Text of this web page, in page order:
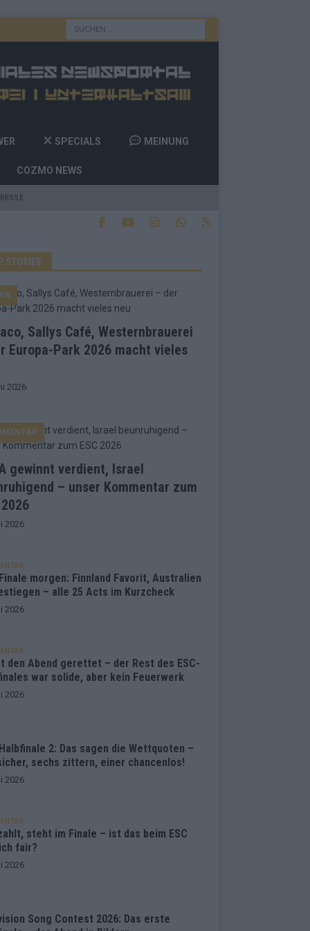
SPECIALS MEINUNG
COZMO NEWS
STORIES
Sallys Café, Westernbrauerei
Europa-Park 2026 macht vieles
2026
gewinnt verdient, Israel
– unser Kommentar zum
2026
2026
morgen: Finnland Favorit, Australien
– alle 25 Acts im Kurzcheck
2026
den Abend gerettet – der Rest des ESC-
war solide, aber kein Feuerwerk
2026
2: Das sagen die Wettquoten –
sechs zittern, einer chancenlos!
2026
steht im Finale – ist das beim ESC
fair?
2026
Song Contest 2026: Das erste